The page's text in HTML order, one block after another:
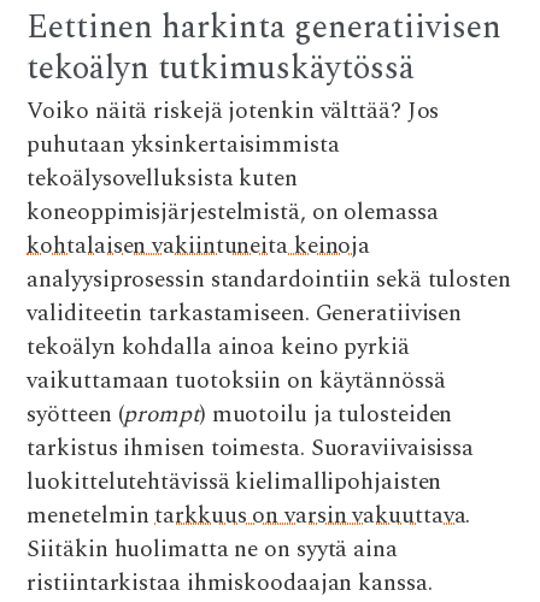
Eettinen harkinta generatiivisen
tekoälyn tutkimuskäytössä
Voiko näitä riskejä jotenkin välttää? Jos
puhutaan yksinkertaisimmista
tekoälysovelluksista kuten
koneoppimisjärjestelmistä, on olemassa
kohtalaisen vakiintuneita keinoja
analyysiprosessin standardointiin sekä tulosten
validiteetin tarkastamiseen. Generatiivisen
tekoälyn kohdalla ainoa keino pyrkiä
vaikuttamaan tuotoksiin on käytännössä
syötteen (prompt) muotoilu ja tulosteiden
tarkistus ihmisen toimesta. Suoraviivaisissa
luokittelutehtävissä kielimallipohjaisten
menetelmintarkkuus on varsin vakuuttava.
Siitäkin huolimatta ne on syytä aina
ristiintarkistaa ihmiskoodaajan kanssa.